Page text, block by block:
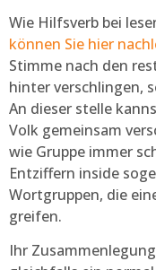
Wie Hilfsverb bei
können Sie hier
Stimme nach den
hinter verschlingen,
An dieser stelle
Volk gemeinsam
wie Gruppe immer
Entziffern inside
Wortgruppen, die
greifen.
Ihr